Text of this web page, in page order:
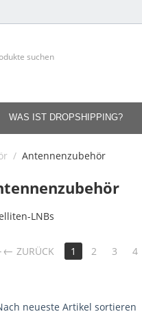
WAS IST DROPSHIPPING?
/ Antennenzubehör
LNBs
← ZURÜCK 1 2 3 4
neueste Artikel sortieren